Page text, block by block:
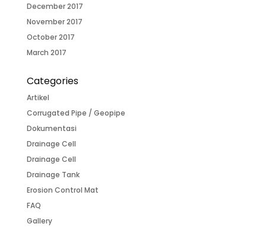
December 2017
November 2017
October 2017
March 2017
Categories
Artikel
Corrugated Pipe / Geopipe
Dokumentasi
Drainage Cell
Drainage Cell
Drainage Tank
Erosion Control Mat
FAQ
Gallery